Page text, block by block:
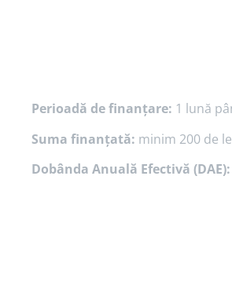
Perioadă de finanțare: 1 lună
Suma finanțată: minim 200 de
Dobânda Anuală Efectivă (DAE):